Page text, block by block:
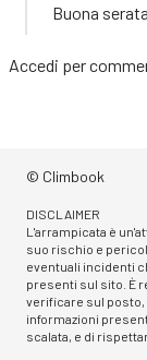
Buona serata
Accedi per
© Climbook
DISCLAIMER
L'arrampicata è
suo rischio e
eventuali incidenti
presenti sul sito. È
verificare sul posto,
informazioni
scalata, e di